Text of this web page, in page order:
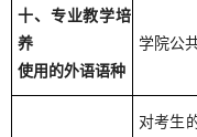
十、专业教学培
养
使用的外语语种
学院公
对考生